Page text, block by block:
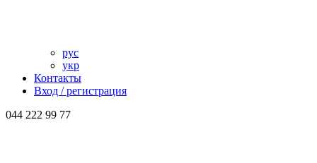
рус
укр
Контакты
Вход / регистрация
044 222 99 77